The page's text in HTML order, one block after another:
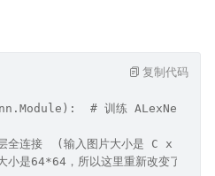
# 训练 ALexNet
全连接  (输入图片大小是 C x
64*64，所以这里重新改变了各层
复制代码